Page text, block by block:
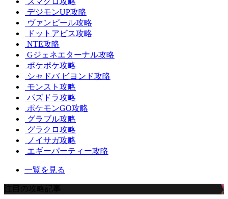
デジモンUP攻略
ヴァンピール攻略
ドットアビス攻略
NTE攻略
Gジェネエターナル攻略
ポケポケ攻略
シャドバ ビヨンド攻略
モンスト攻略
パズドラ攻略
ポケモンGO攻略
グラブル攻略
グラクロ攻略
ノイサガ攻略
エギーパーティー攻略
一覧を見る
注目の攻略記事